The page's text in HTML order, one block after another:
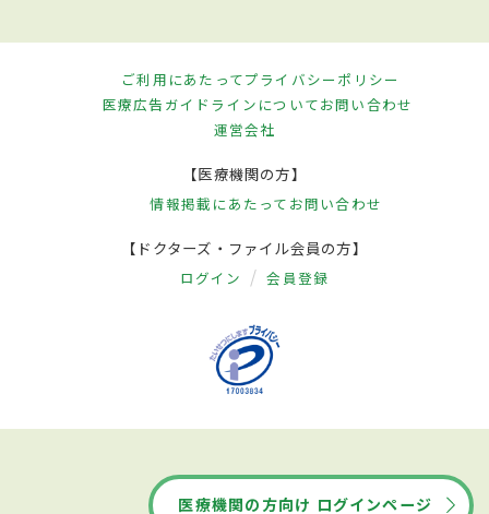
ご利用にあたってプライバシーポリシー
医療広告ガイドラインについてお問い合わせ
運営会社
【医療機関の方】
情報掲載にあたって お問い合わせ
【ドクターズ・ファイル会員の方】
ログイン 会員登録
医療機関の方向け ログインページ